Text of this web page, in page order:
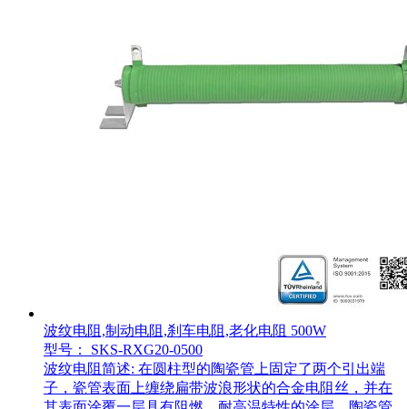
波纹电阻,制动电阻,刹车电阻,老化电阻 500W
型号： SKS-RXG20-0500
波纹电阻简述: 在圆柱型的陶瓷管上固定了两个引出端
子，瓷管表面上缠绕扁带波浪形状的合金电阻丝，并在